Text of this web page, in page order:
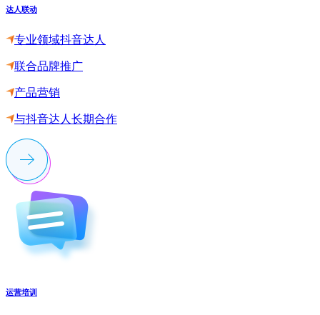
达人联动
专业领域抖音达人
联合品牌推广
产品营销
与抖音达人长期合作
运营培训